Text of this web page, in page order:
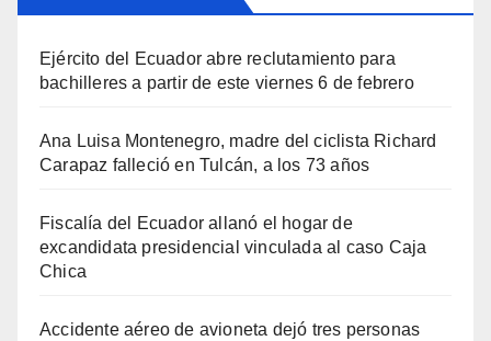
Ejército del Ecuador abre reclutamiento para
bachilleres a partir de este viernes 6 de febrero
Ana Luisa Montenegro, madre del ciclista Richard
Carapaz falleció en Tulcán, a los 73 años
Fiscalía del Ecuador allanó el hogar de
excandidata presidencial vinculada al caso Caja
Chica
Accidente aéreo de avioneta dejó tres personas